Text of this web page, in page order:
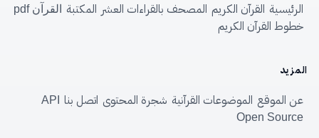
الرئيسية القرآن الكريم المصحف بالقراءات العشر المكتبة القرآن pdf
خطوط القرآن الكريم
المزيد
عن الموقع الموضوعات القرآنية شجرة المحتوى اتصل بنا
API
Open Source